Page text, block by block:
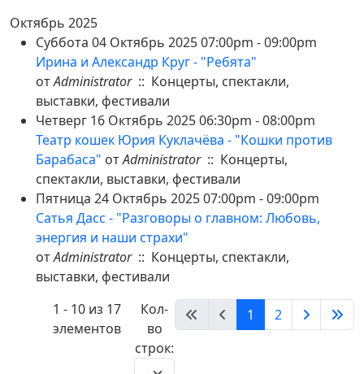
Октябрь 2025
Суббота 04 Октябрь 2025 07:00pm - 09:00pm
Ирина и Александр Круг - "Ребята"
отAdministrator:: Концерты, спектакли,
выставки, фестивали
Четверг 16 Октябрь 2025 06:30pm - 08:00pm
Театр кошек Юрия Куклачёва - "Кошки против
Барабаса" отAdministrator:: Концерты,
спектакли, выставки, фестивали
Пятница 24 Октябрь 2025 07:00pm - 09:00pm
Сатья Дасс - "Разговоры о главном: Любовь,
энергия и наши страхи"
отAdministrator:: Концерты, спектакли,
выставки, фестивали
Pagination List Limit
1 - 10 из 17
элементов
Кол-
во
строк:
1 2